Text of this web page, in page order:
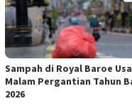
Sampah di Royal Baroe
Malam Pergantian Tahun
2026